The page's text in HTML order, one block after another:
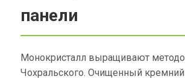
панели
Монокристалл выращивают
Чохральского. Очищенный